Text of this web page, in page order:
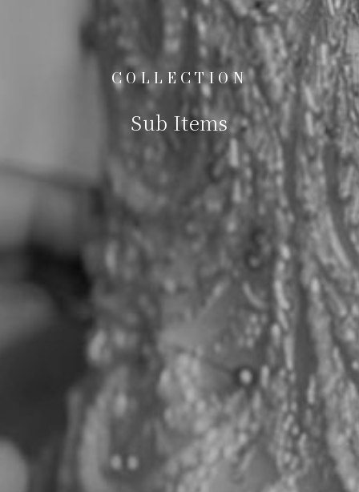
COLLECTION
Sub Items